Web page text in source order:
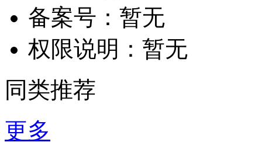
备案号： 暂无
权限说明： 暂无
同类推荐
更多